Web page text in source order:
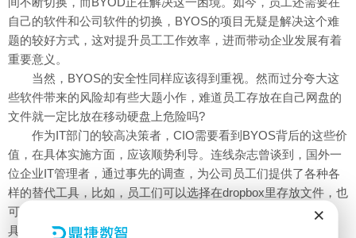
自己的软件和公司软件的切换，BYOS的项目无疑是解决这个难
题的较好方式，这对提升员工工作效率，进而带动企业发展有着
重要意义。
当然，BYOS的安全性同样应该得到重视。然而过分夸大这
些软件带来的风险却有些大题小作，难道员工存放在自己网盘的
文件就一定比放在移动硬盘上危险吗?
作为IT部门的较高决策者，CIO需要看到BYOS背后的这些价
值，在具体实施方面，应该顺势利导。连线杂志曾谈到，国外一
位企业IT管理者，通过事先的调查，为公司员工们提供了各种各
样的替代工具，比如，员工们可以选择在dropbox里存放文件，也
可以放在box中。这一措施可以避免员工们再去寻找其他的工
具。这对很多企业都有一定的借鉴意义。
×